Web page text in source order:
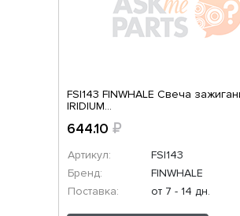
FSI143 FINWHALE Свеча
IRIDIUM...
644.10 ₽
Артикул:
FSI143
Бренд:
FINWHALE
Поставка:
от 7 - 14 дн.